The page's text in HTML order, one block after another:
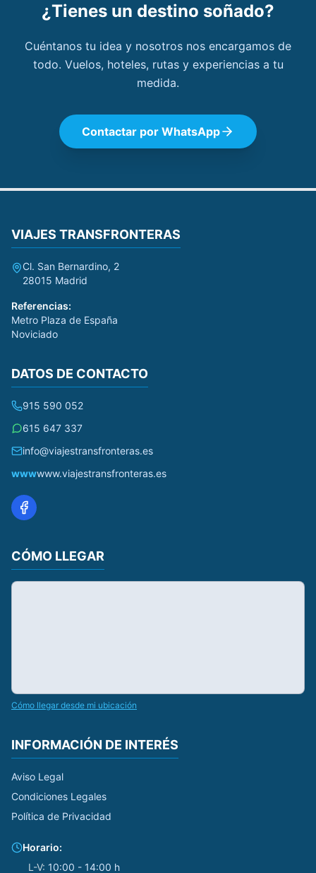
¿Tienes un destino soñado?
Cuéntanos tu idea y nosotros nos encargamos de
todo. Vuelos, hoteles, rutas y experiencias a tu
medida.
Contactar por WhatsApp
VIAJES TRANSFRONTERAS
Cl. San Bernardino, 2
28015 Madrid
Referencias:
Metro Plaza de España
Noviciado
DATOS DE CONTACTO
915 590 052
615 647 337
info@viajestransfronteras.es
wwwwww.viajestransfronteras.es
CÓMO LLEGAR
Cómo llegar desde mi ubicación
INFORMACIÓN DE INTERÉS
Aviso Legal
Condiciones Legales
Política de Privacidad
Horario:
L-V: 10:00 - 14:00 h